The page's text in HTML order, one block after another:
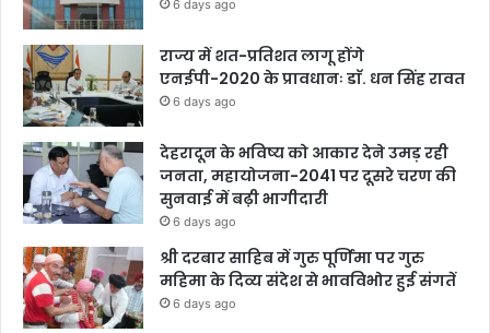
6 days ago
राज्य में शत-प्रतिशत लागू होंगे
एनईपी-2020 के प्रावधानः डाॅ. धन सिंह रावत
6 days ago
देहरादून के भविष्य को आकार देने उमड़ रही
जनता, महायोजना-2041 पर दूसरे चरण की
सुनवाई में बढ़ी भागीदारी
6 days ago
श्री दरबार साहिब में गुरु पूर्णिमा पर गुरु
महिमा के दिव्य संदेश से भावविभोर हुई संगतें
6 days ago